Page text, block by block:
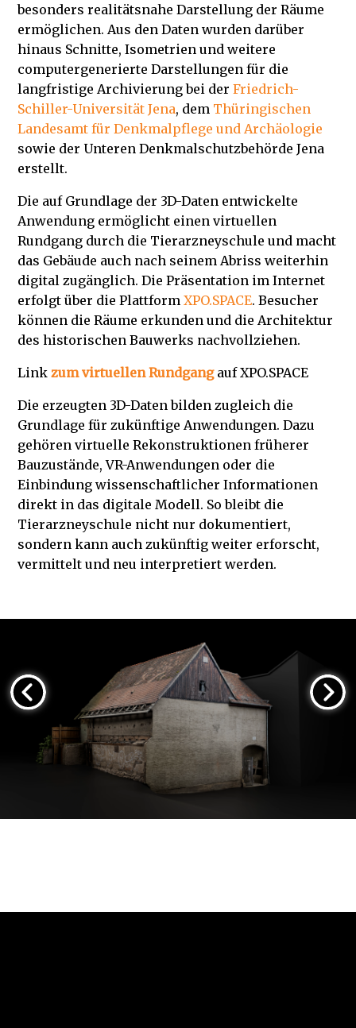
besonders realitätsnahe Darstellung der Räume
ermöglichen. Aus den Daten wurden darüber
hinaus Schnitte, Isometrien und weitere
computergenerierte Darstellungen für die
langfristige Archivierung bei der Friedrich-
Schiller-Universität Jena, dem Thüringischen
Landesamt für Denkmalpflege und Archäologie
sowie der Unteren Denkmalschutzbehörde Jena
erstellt.
Die auf Grundlage der 3D-Daten entwickelte
Anwendung ermöglicht einen virtuellen
Rundgang durch die Tierarzneyschule und macht
das Gebäude auch nach seinem Abriss weiterhin
digital zugänglich. Die Präsentation im Internet
erfolgt über die PlattformXPO.SPACE. Besucher
können die Räume erkunden und die Architektur
des historischen Bauwerks nachvollziehen.
Link zum virtuellen Rundgang auf XPO.SPACE
Die erzeugten 3D-Daten bilden zugleich die
Grundlage für zukünftige Anwendungen. Dazu
gehören virtuelle Rekonstruktionen früherer
Bauzustände, VR-Anwendungen oder die
Einbindung wissenschaftlicher Informationen
direkt in das digitale Modell. So bleibt die
Tierarzneyschule nicht nur dokumentiert,
sondern kann auch zukünftig weiter erforscht,
vermittelt und neu interpretiert werden.